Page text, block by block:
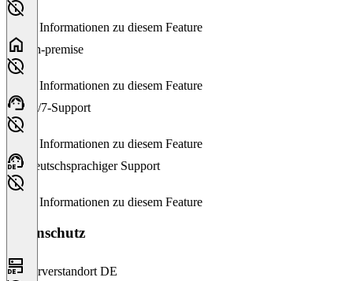
Keine Informationen zu diesem Feature
On-premise
Keine Informationen zu diesem Feature
24/7-Support
Keine Informationen zu diesem Feature
Deutschsprachiger Support
Keine Informationen zu diesem Feature
Datenschutz
Serverstandort DE